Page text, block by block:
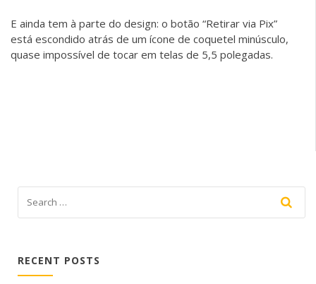
E ainda tem à parte do design: o botão “Retirar via Pix”
está escondido atrás de um ícone de coquetel minúsculo,
quase impossível de tocar em telas de 5,5 polegadas.
RECENT POSTS